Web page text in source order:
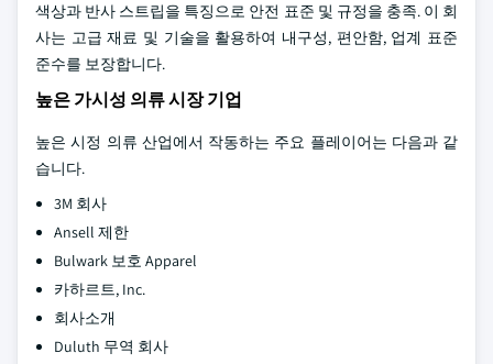
색상과 반사 스트립을 특징으로 안전 표준 및 규정을 충족. 이 회
사는 고급 재료 및 기술을 활용하여 내구성, 편안함, 업계 표준
준수를 보장합니다.
높은 가시성 의류 시장 기업
높은 시정 의류 산업에서 작동하는 주요 플레이어는 다음과 같
습니다.
3M 회사
Ansell 제한
Bulwark 보호 Apparel
카하르트, Inc.
회사소개
Duluth 무역 회사